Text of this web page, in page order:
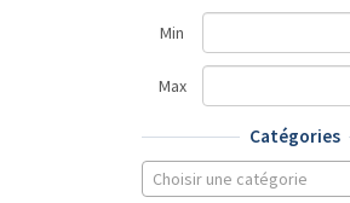
Min
Max
Catégories
Choisir une catégorie